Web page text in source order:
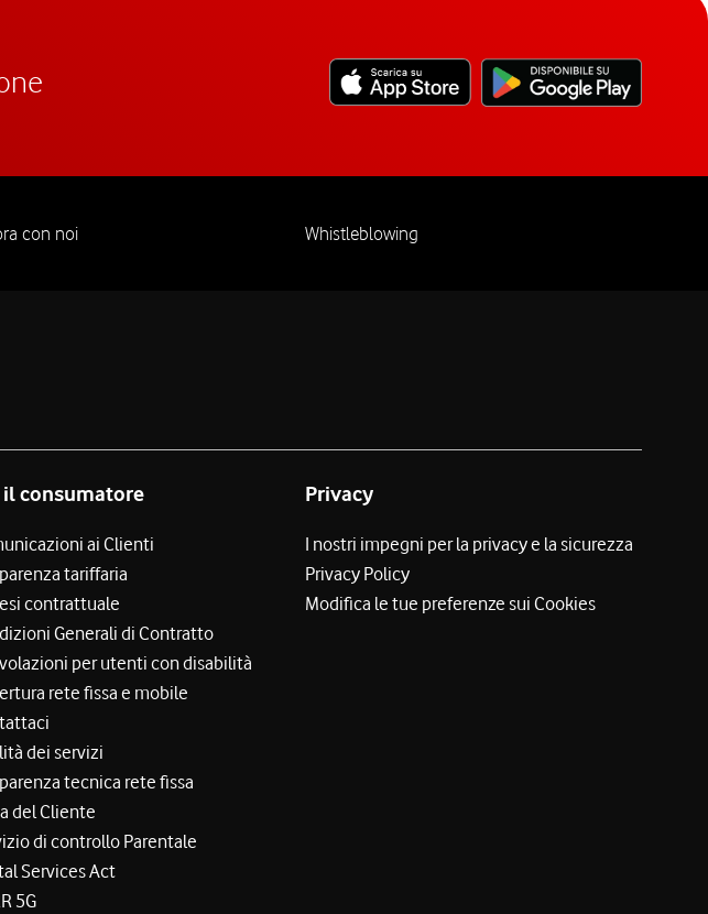
con noi Whistleblowing
il consumatore
ai Clienti
tariffaria
contrattuale
Generali di Contratto
per utenti con disabilità
rete fissa e mobile
dei servizi
tecnica rete fissa
del Cliente
di controllo Parentale
Services Act
5G
Privacy
I nostri impegni per la privacy e la sicurezza
Privacy Policy
Modifica le tue preferenze sui Cookies